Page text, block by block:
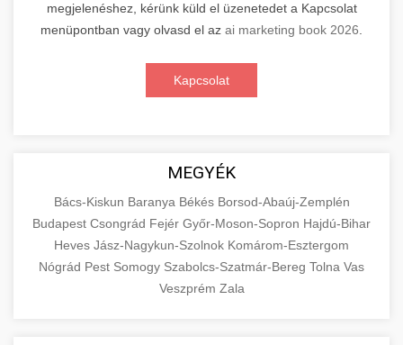
megjelenéshez, kérünk küld el üzenetedet a Kapcsolat
menüpontban vagy olvasd el az ai marketing book 2026
Kapcsolat
MEGYÉK
Bács-Kiskun Baranya Békés Borsod-Abaúj-Zemplén
Budapest Csongrád Fejér Győr-Moson-Sopron Hajdú-Bihar
Heves Jász-Nagykun-Szolnok Komárom-Esztergom
Nógrád Pest Somogy Szabolcs-Szatmár-Bereg Tolna Vas
Veszprém Zala